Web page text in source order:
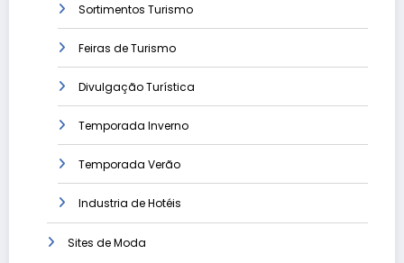
Sortimentos Turismo
Feiras de Turismo
Divulgação Turística
Temporada Inverno
Temporada Verão
Industria de Hotéis
Sites de Moda